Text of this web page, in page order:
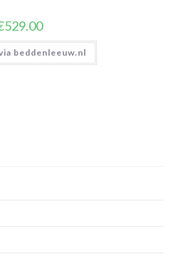
529.00
beddenleeuw.nl